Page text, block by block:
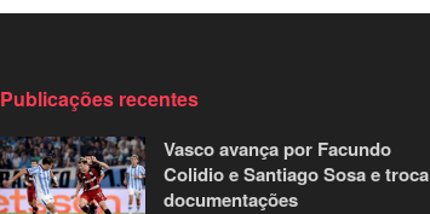
Publicações recentes
Vasco avança por Facundo
Colidio e Santiago Sosa e troca
documentações